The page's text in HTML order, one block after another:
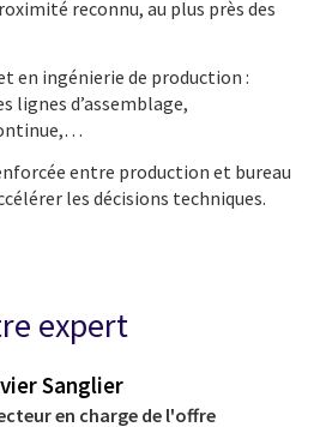
reconnu, au plus près des
en ingénierie de production :
lignes d’assemblage,
entre production et bureau
les décisions techniques.
expert
Sanglier
en charge de l'offre